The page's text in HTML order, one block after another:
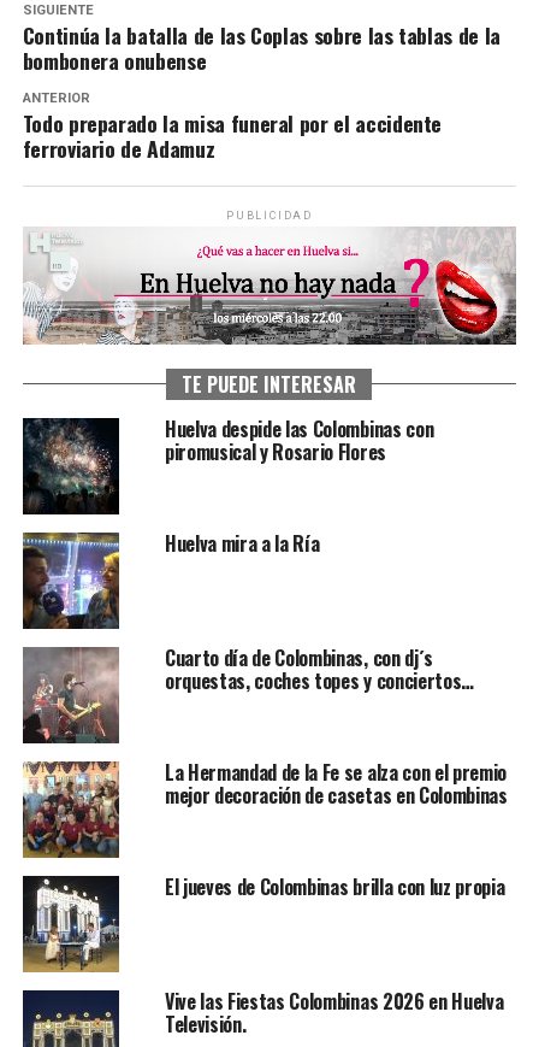
SIGUIENTE
Continúa la batalla de las Coplas sobre las tablas de la
bombonera onubense
ANTERIOR
Todo preparado la misa funeral por el accidente
ferroviario de Adamuz
PUBLICIDAD
TE PUEDE INTERESAR
Huelva despide las Colombinas con
piromusical y Rosario Flores
Huelva mira a la Ría
Cuarto día de Colombinas, con dj´s
orquestas, coches topes y conciertos…
La Hermandad de la Fe se alza con el premio
mejor decoración de casetas en Colombinas
El jueves de Colombinas brilla con luz propia
Vive las Fiestas Colombinas 2026 en Huelva
Televisión.